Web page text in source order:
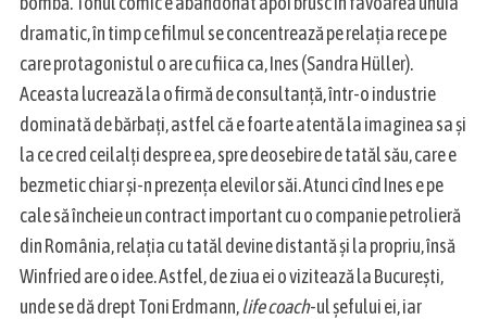
dramatic, în timp ce filmul se concentrează pe relația rece pe
care protagonistul o are cu fiica ca, Ines (Sandra Hüller).
Aceasta lucrează la o firmă de consultanță, într-o industrie
dominată de bărbați, astfel că e foarte atentă la imaginea sa și
la ce cred ceilalți despre ea, spre deosebire de tatăl său, care e
bezmetic chiar și-n prezența elevilor săi. Atunci cînd Ines e pe
cale să încheie un contract important cu o companie petrolieră
din România, relația cu tatăl devine distantă și la propriu, însă
Winfried are o idee. Astfel, de ziua ei o vizitează la București,
unde se dă drept Toni Erdmann,life coach-ul șefului ei, iar